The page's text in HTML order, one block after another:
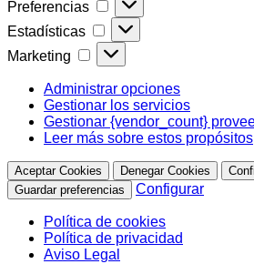
Preferencias
Estadísticas Estadísticas
Marketing Marketing
Administrar opciones
Gestionar los servicios
Gestionar {vendor_count}
Leer más sobre estos propósitos
Aceptar Cookies Denegar Cookies
Guardar preferencias
Configurar
Política de cookies
Política de privacidad
Aviso Legal